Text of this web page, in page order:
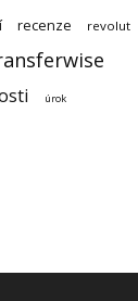
recenze revolut
úrok